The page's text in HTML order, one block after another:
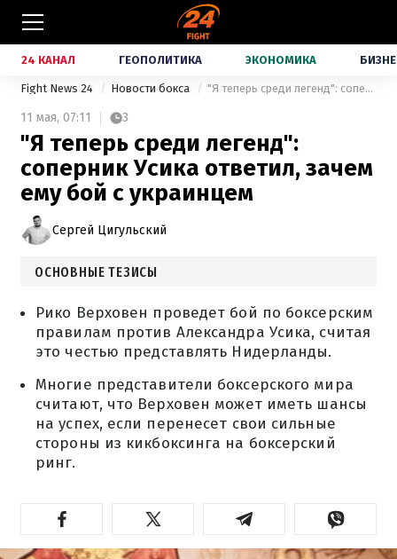
24 КАНАЛ ГЕОПОЛИТИКА ЭКОНОМИКА
Fight News 24 Новости бокса "Я теперь среди легенд": соперник Усика ответил, зачем ему бой с украинцем
11 мая, 07:11 3
"Я теперь среди легенд":
соперник Усика ответил, зачем
ему бой с украинцем
Сергей Цигульский
ОСНОВНЫЕ ТЕЗИСЫ
Рико Верховен проведет бой по боксерским
правилам против Александра Усика, считая
это честью представлять Нидерланды.
Многие представители боксерского мира
считают, что Верховен может иметь шансы
на успех, если перенесет свои сильные
стороны из кикбоксинга на боксерский
ринг.